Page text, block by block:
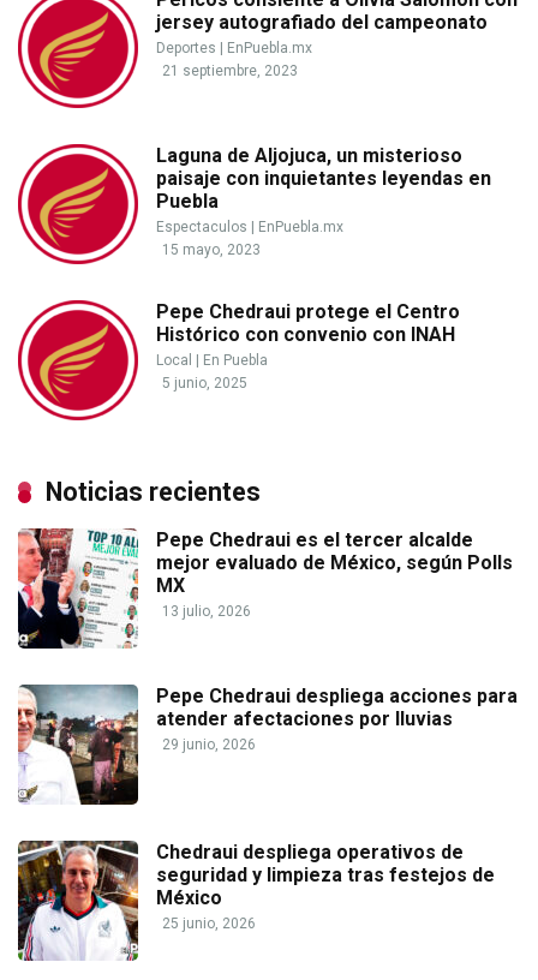
jersey autografiado del campeonato
Deportes
EnPuebla.mx
21 septiembre, 2023
Laguna de Aljojuca, un misterioso
paisaje con inquietantes leyendas en
Puebla
Espectaculos
EnPuebla.mx
15 mayo, 2023
Pepe Chedraui protege el Centro
Histórico con convenio con INAH
Local
En Puebla
5 junio, 2025
Noticias recientes
Pepe Chedraui es el tercer alcalde
mejor evaluado de México, según Polls
MX
13 julio, 2026
Pepe Chedraui despliega acciones para
atender afectaciones por lluvias
29 junio, 2026
Chedraui despliega operativos de
seguridad y limpieza tras festejos de
México
25 junio, 2026